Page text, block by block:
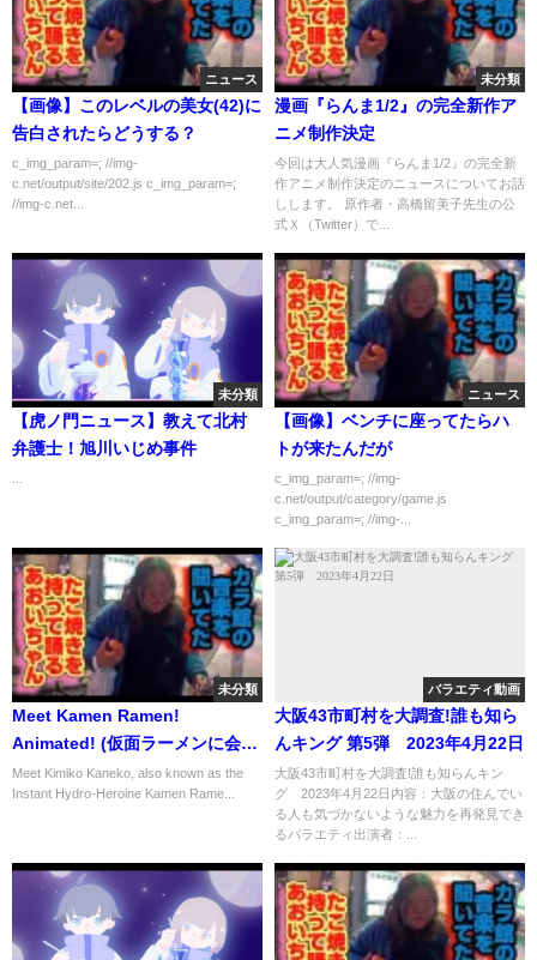
ニュース
【画像】このレベルの美女(42)に
告白されたらどうする？
c_img_param=; //img-
c.net/output/site/202.js c_img_param=;
//img-c.net...
未分類
漫画『らんま1/2』の完全新作ア
ニメ制作決定
今回は大人気漫画『らんま1/2』の完全新
作アニメ制作決定のニュースについてお話
しします。 原作者・高橋留美子先生の公
式Ｘ（Twitter）で...
未分類
【虎ノ門ニュース】教えて北村
弁護士！旭川いじめ事件
ニュース
【画像】ベンチに座ってたらハ
トが来たんだが
c_img_param=; //img-
c.net/output/category/game.js
c_img_param=; //img-...
未分類
Meet Kamen Ramen!
Animated! (仮面ラーメンに会い
ましょう！アニメ！日本語音声)
Meet Kimiko Kaneko, also known as the
Instant Hydro-Heroine Kamen Rame...
バラエティ動画
大阪43市町村を大調査!誰も知ら
んキング 第5弾 2023年4月22日
大阪43市町村を大調査!誰も知らんキン
グ 2023年4月22日内容：大阪の住んでい
る人も気づかないような魅力を再発見でき
るバラエティ出演者：...